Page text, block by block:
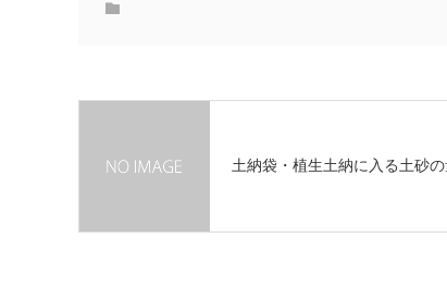
土納袋・植生土納に入る土砂の